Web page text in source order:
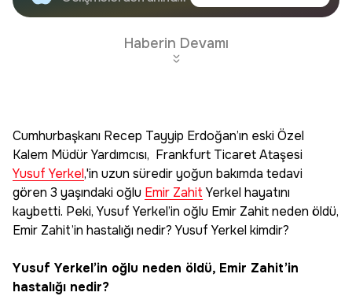
Edin
Haberin Devamı
Cumhurbaşkanı Recep Tayyip Erdoğan’ın eski Özel
Kalem Müdür Yardımcısı, Frankfurt Ticaret Ataşesi
Yusuf Yerkel,'in uzun süredir yoğun bakımda tedavi
gören 3 yaşındaki oğlu Emir Zahit Yerkel hayatını
kaybetti. Peki, Yusuf Yerkel’in oğlu Emir Zahit neden öldü,
Emir Zahit’in hastalığı nedir? Yusuf Yerkel kimdir?
Yusuf Yerkel’in oğlu neden öldü, Emir Zahit’in
hastalığı nedir?